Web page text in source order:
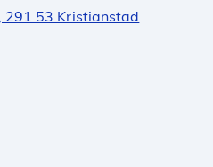
291 53 Kristianstad